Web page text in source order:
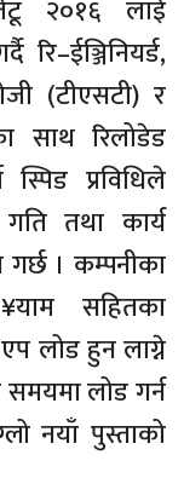
२०१६ लाई
(टीएसटी) र
साथ रिलोडेड
प्रविधिले
गति तथा कार्य
गर्छ । कम्पनीका
सहितका
लोड हुन लाग्ने
लोड गर्न
नयाँ पुस्ताको